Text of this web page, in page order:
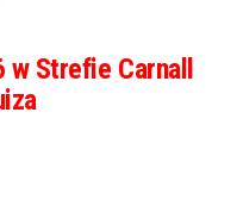
w Strefie Carnall